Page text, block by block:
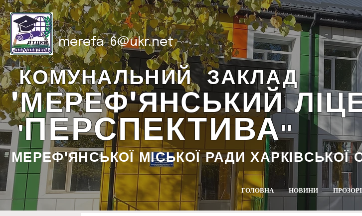
merefa-6@ukr.net
КОМУНАЛЬНИЙ ЗАКЛАД
"МЕРЕФ'ЯНСЬКИЙ
"ПЕРСПЕКТИВА""
МЕРЕФ'ЯНСЬКОЇ МІСЬКОЇ РАДИ ХАРКІВСЬКОЇ
ГОЛОВНА НОВИНИ